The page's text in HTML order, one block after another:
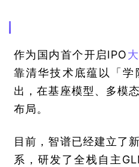
作为国内首个开启IPO
靠清华技术底蕴以「
出，在基座模型、多模
布局。
目前，智谱已经建立了
系，研发了全栈自主